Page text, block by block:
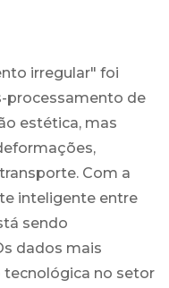
irregular" foi
processamento de
estética, mas
Com a
inteligente entre
sendo
dados mais
no setor